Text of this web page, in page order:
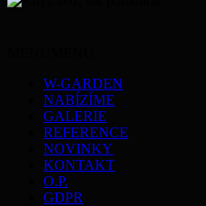
W-GARDEN
NABÍZÍME
GALERIE
REFERENCE
NOVINKY
KONTAKT
O.P.
GDPR